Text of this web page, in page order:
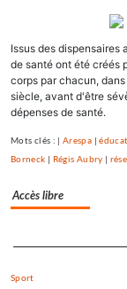
Issus des
de santé ont été créés
corps par chacun,
siècle, avant d'être
dépenses de santé.
Mots clés : |Arespa |
Borneck | Régis Aubry |
Accès libre
Separateur
Sport